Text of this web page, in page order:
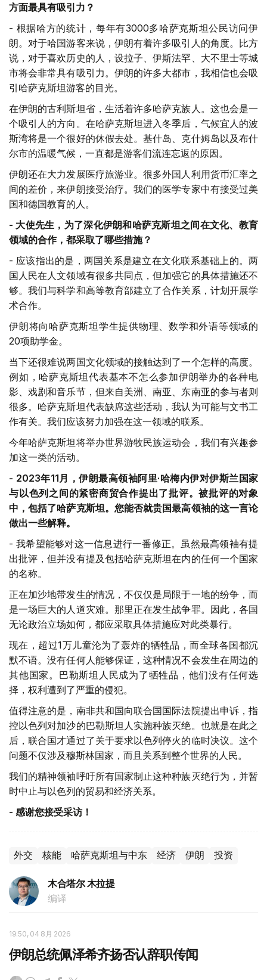
方面最具有吸引力？
- 根据哈方的统计，每年有3000多哈萨克斯坦公民访问伊
朗。对于哈国游客来说，伊朗有着许多吸引人的角度。比方
说，对于喜欢历史的人，设拉子、伊斯法罕、大不里士等城
市将会非常具有吸引力。伊朗的许多大都市，我相信也会吸
引哈萨克斯坦游客的目光。
在伊朗的古利斯坦省，生活着许多哈萨克族人。这也会是一
个吸引人的方向。在哈萨克斯坦进入冬季后，气候宜人的波
斯湾将是一个很好的休假去处。基什岛、克什姆岛以及布什
尔市的温暖气候，一直都是游客们流连忘返的原因。
伊朗还在大力发展医疗旅游业。很多外国人利用货币汇率之
间的差价，来伊朗接受治疗。我们的医学专家中有接受过美
国和德国教育的人。
- 大使先生，为了深化伊朗和哈萨克斯坦之间在文化、教育
领域的合作，都采取了哪些措施？
- 应该指出的是，两国关系是建立在文化联系基础上的。两
国人民在人文领域有很多共同点，但加强它的具体措施还不
够。我们与科学和高等教育部建立了合作关系，计划开展学
术合作。
伊朗将向哈萨克斯坦学生提供物理、数学和外语等领域的
20项助学金。
当下还很难说两国文化领域的接触达到了一个怎样的高度。
例如，哈萨克斯坦代表基本不怎么参加伊朗举办的各种电
影、戏剧和音乐节，但来自美洲、南亚、东南亚的参与者则
很多。哈萨克斯坦代表缺席这些活动，我认为可能与文书工
作有关。我们应该努力加强在这一领域的联系。
今年哈萨克斯坦将举办世界游牧民族运动会，我们有兴趣参
加这一类的活动。
- 2023年11 月，伊朗最高领袖阿里·哈梅内伊对伊斯兰国家
与以色列之间的紧密商贸合作提出了批评。被批评的对象
中，包括了哈萨克斯坦。您能否就贵国最高领袖的这一言论
做出一些解释。
- 我希望能够对这一信息进行一番修正。虽然最高领袖有提
出批评，但并没有提及包括哈萨克斯坦在内的任何一个国家
的名称。
正在加沙地带发生的情况，不仅仅是局限于一地的纷争，而
是一场巨大的人道灾难。那里正在发生战争罪。因此，各国
无论政治立场如何，都应采取具体措施应对此类暴行。
现在，超过1万儿童沦为了轰炸的牺牲品，而全球各国都沉
默不语。没有任何人能够保证，这种情况不会发生在周边的
其他国家。巴勒斯坦人民成为了牺牲品，他们没有任何选
择，权利遭到了严重的侵犯。
值得注意的是，南非共和国向联合国国际法院提出申诉，指
控以色列对加沙的巴勒斯坦人实施种族灭绝。也就是在此之
后，联合国才通过了关于要求以色列停火的临时决议。这个
问题不仅涉及穆斯林国家，而且关系到整个世界的人民。
我们的精神领袖呼吁所有国家制止这种种族灭绝行为，并暂
时中止与以色列的贸易和经济关系。
- 感谢您接受采访！
外交 核能 哈萨克斯坦与中东 经济 伊朗 投资
木合塔尔 木拉提
编译
19:50, 04 8月 2026
伊朗总统佩泽希齐扬否认辞职传闻